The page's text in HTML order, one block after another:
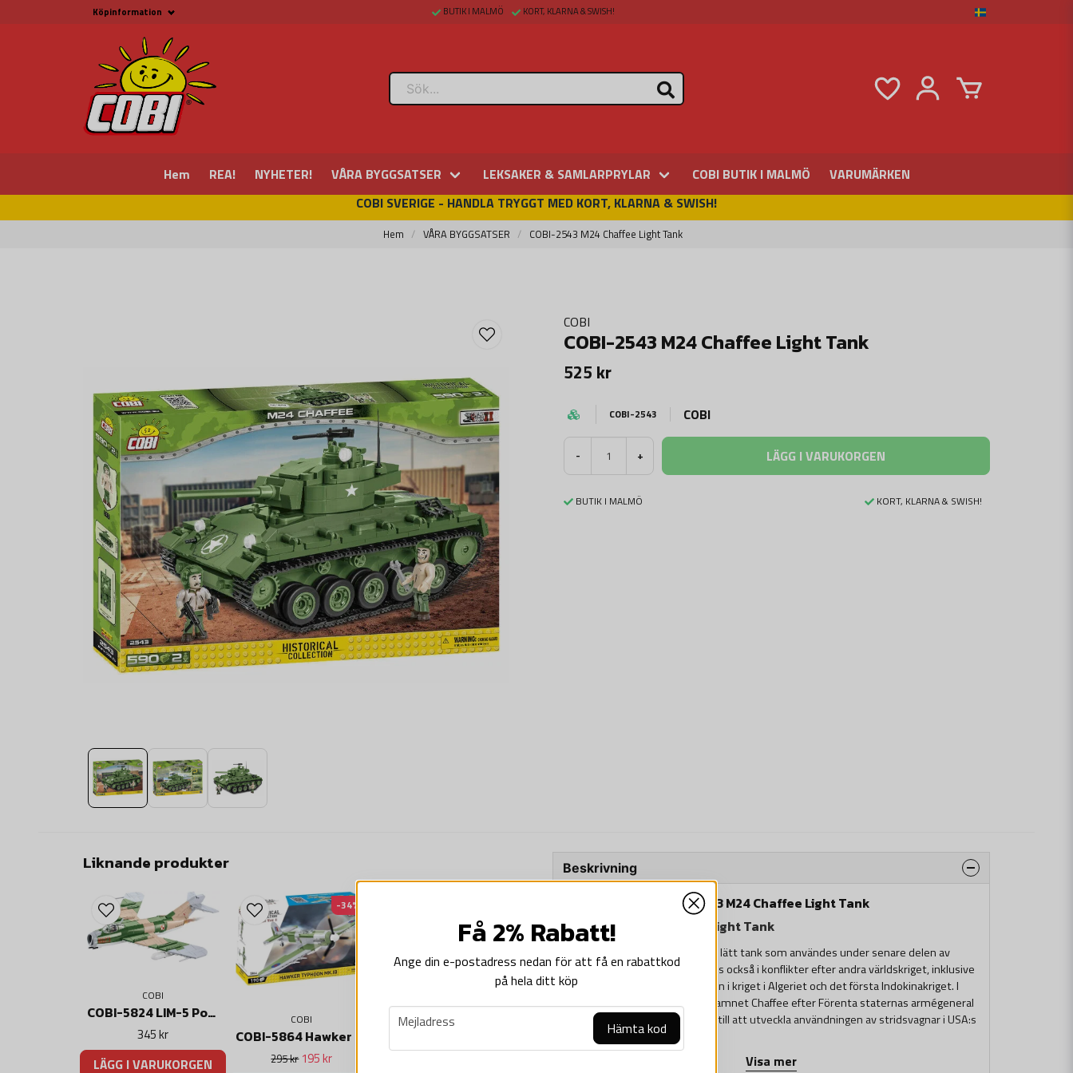
Köpinformation
Köpvillkor
Betalsätt och Frakt
Beställ online hos
Fritid & Prylar
Fakta om Cobi Blocks
COBI BUTIK I MALMÖ
Kontakta oss
BUTIK I MALMÖ KORT, KLARNA & SWISH!
Hem REA! NYHETER! VÅRA BYGGSATSER LEKSAKER & SAMLARPRYLAR COBI BUTIK I MALMÖ
VARUMÄRKEN
COBI SVERIGE - HANDLA TRYGGT MED KORT, KLARNA & SWISH!
Hem VÅRA BYGGSATSER COBI-2543 M24 Chaffee Light Tank
COBI
COBI-2543 M24 Chaffee Light Tank
525 kr
COBI-2543 COBI
- + LÄGG I VARUKORGEN
BUTIK I MALMÖ KORT, KLARNA & SWISH!
Liknande produkter
COBI
COBI-5824 LIM-5 Polish Air Force 1959
345 kr
LÄGG I VARUKORGEN
COBI
295 kr 195 kr
-34%
Beskrivning
Beskrivning av COBI-2543 M24 Chaffee Light Tank
COBI-2543 M24 Chaffee Light Tank
M24 Chaffee
är en amerikansk lätt tank som användes under senare delen av
andra världskriget; det användes också i konflikter efter andra världskriget, inklusive
Koreakriget, och av fransmännen i kriget i Algeriet och det första Indokinakriget. I
brittisk tjänst fick den tjänstenamnet Chaffee efter Förenta staternas armégeneral
Adna R. Chaffee Jr., som hjälpte till att utveckla användningen av stridsvagnar i USA:s
väpnade styrkor.
M24:or togs till största delen bort från USA:s och NATO:s arméer på 1960-talet, men
Visa mer
Få 2% Rabatt!
Ange din e-postadress nedan för att få en rabattkod
på hela ditt köp
email
Mejladress Hämta kod